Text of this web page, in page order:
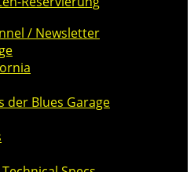
/ Newsletter
der Blues Garage